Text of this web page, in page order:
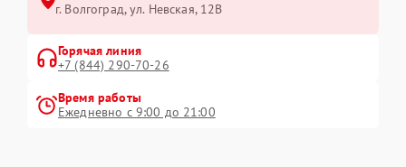
г. Волгоград, ул. Невская, 12В
Горячая линия
+7 (844) 290-70-26
Время работы
Ежедневно с 9:00 до 21:00